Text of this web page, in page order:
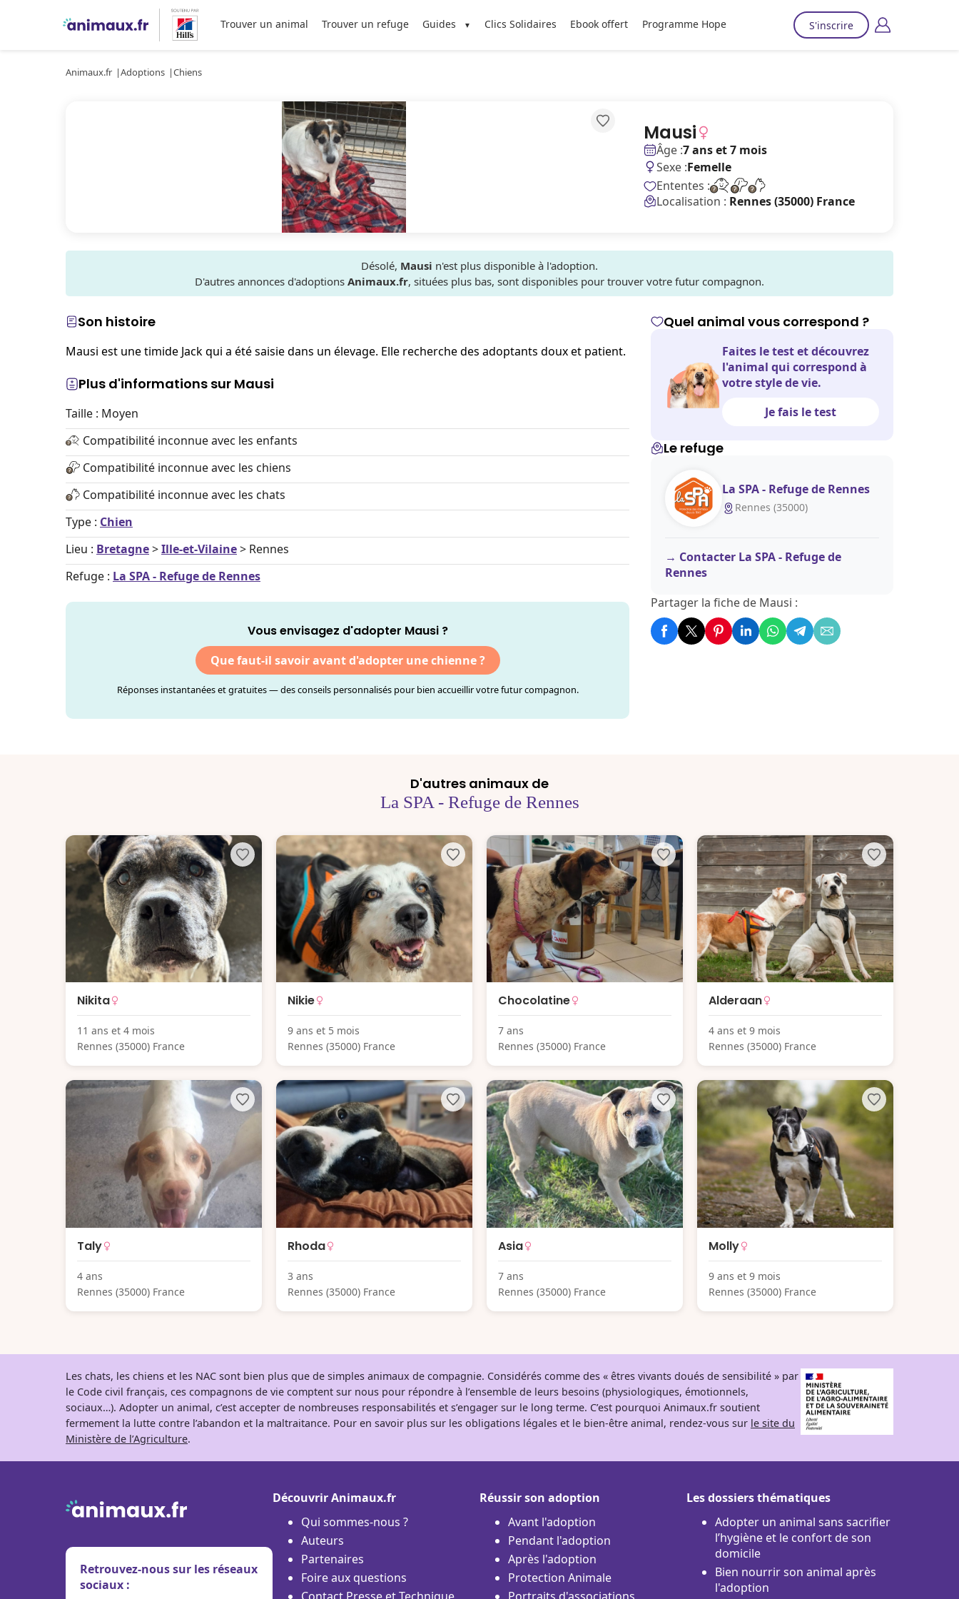
Trouver un animal Trouver un refuge Guides Clics Solidaires Ebook offert Programme Hope S'inscrire
Animaux.fr Adoptions Chiens
Mausi
Âge :7 ans et 7 mois
Sexe :Femelle
Ententes :
Localisation : Rennes (35000) France
Désolé, Mausi n'est plus disponible à l'adoption.
D'autres annonces d'adoptions Animaux.fr, situées plus bas, sont disponibles pour trouver votre futur compagnon.
Son histoire
Mausi est une timide Jack qui a été saisie dans un élevage. Elle recherche des adoptants doux et patient.
Plus d'informations sur Mausi
Taille : Moyen
Compatibilité inconnue avec les enfants
Compatibilité inconnue avec les chiens
Compatibilité inconnue avec les chats
Type : Chien
Lieu : Bretagne>Ille-et-Vilaine> Rennes
Refuge : La SPA - Refuge de Rennes
Vous envisagez d'adopter Mausi ?
Que faut-il savoir avant d'adopter une chienne ?
Réponses instantanées et gratuites — des conseils personnalisés pour bien accueillir votre futur compagnon.
Quel animal vous correspond ?
Faites le test et découvrez
l'animal qui correspond à
votre style de vie.
Je fais le test
Le refuge
La SPA - Refuge de Rennes
Rennes (35000)
Contacter La SPA - Refuge de
Rennes
Partager la fiche de Mausi :
D'autres animaux de
La SPA - Refuge de Rennes
Nikita
11 ans et 4 mois
Rennes (35000) France
Nikie
9 ans et 5 mois
Rennes (35000) France
Chocolatine
7 ans
Rennes (35000) France
Alderaan
4 ans et 9 mois
Rennes (35000) France
Taly
4 ans
Rennes (35000) France
Rhoda
3 ans
Rennes (35000) France
Asia
7 ans
Rennes (35000) France
Molly
9 ans et 9 mois
Rennes (35000) France
Les chats, les chiens et les NAC sont bien plus que de simples animaux de compagnie. Considérés comme des « êtres vivants doués de sensibilité » par
le Code civil français, ces compagnons de vie comptent sur nous pour répondre à l’ensemble de leurs besoins (physiologiques, émotionnels,
sociaux…). Adopter un animal, c’est accepter de nombreuses responsabilités et s’engager sur le long terme. C’est pourquoi Animaux.fr soutient
fermement la lutte contre l’abandon et la maltraitance. Pour en savoir plus sur les obligations légales et le bien-être animal, rendez-vous sur le site du
Ministère de l’Agriculture.
Retrouvez-nous sur les réseaux
sociaux :
Découvrir Animaux.fr
Qui sommes-nous ?
Auteurs
Partenaires
Foire aux questions
Contact Presse et Technique
Réussir son adoption
Avant l'adoption
Pendant l'adoption
Après l'adoption
Protection Animale
Portraits d'associations
Les dossiers thématiques
Adopter un animal sans sacrifier
l’hygiène et le confort de son
domicile
Bien nourrir son animal après
l'adoption